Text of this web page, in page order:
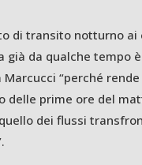
di transito notturno ai
già da qualche tempo
Marcucci “perché
delle prime ore del
dei flussi